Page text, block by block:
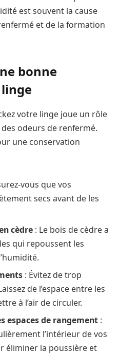
est souvent la cause
et de la formation
bonne
votre linge joue un rôle
odeurs de renfermé.
une conservation
vous que vos
secs avant de les
cèdre : Le bois de cèdre a
qui repoussent les
: Évitez de trop
de l’espace entre les
à l’air de circuler.
espaces de rangement :
l’intérieur de vos
éliminer la poussière et